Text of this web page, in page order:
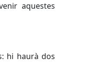
aquestes
hi haurà dos